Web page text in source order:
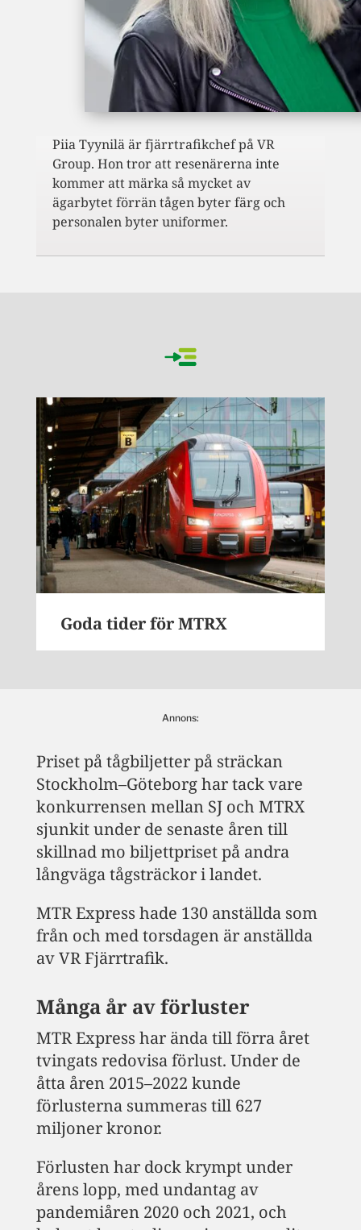
Piia Tyynilä är fjärrtrafikchef på VR
Group. Hon tror att resenärerna inte
kommer att märka så mycket av
ägarbytet förrän tågen byter färg och
personalen byter uniformer.
Goda tider för MTRX
Annons:
Priset på tågbiljetter på sträckan
Stockholm–Göteborg har tack vare
konkurrensen mellan SJ och MTRX
sjunkit under de senaste åren till
skillnad mo biljettpriset på andra
långväga tågsträckor i landet.
MTR Express hade 130 anställda som
från och med torsdagen är anställda
av VR Fjärrtrafik.
Många år av förluster
MTR Express har ända till förra året
tvingats redovisa förlust. Under de
åtta åren 2015–2022 kunde
förlusterna summeras till 627
miljoner kronor.
Förlusten har dock krympt under
årens lopp, med undantag av
pandemiåren 2020 och 2021, och